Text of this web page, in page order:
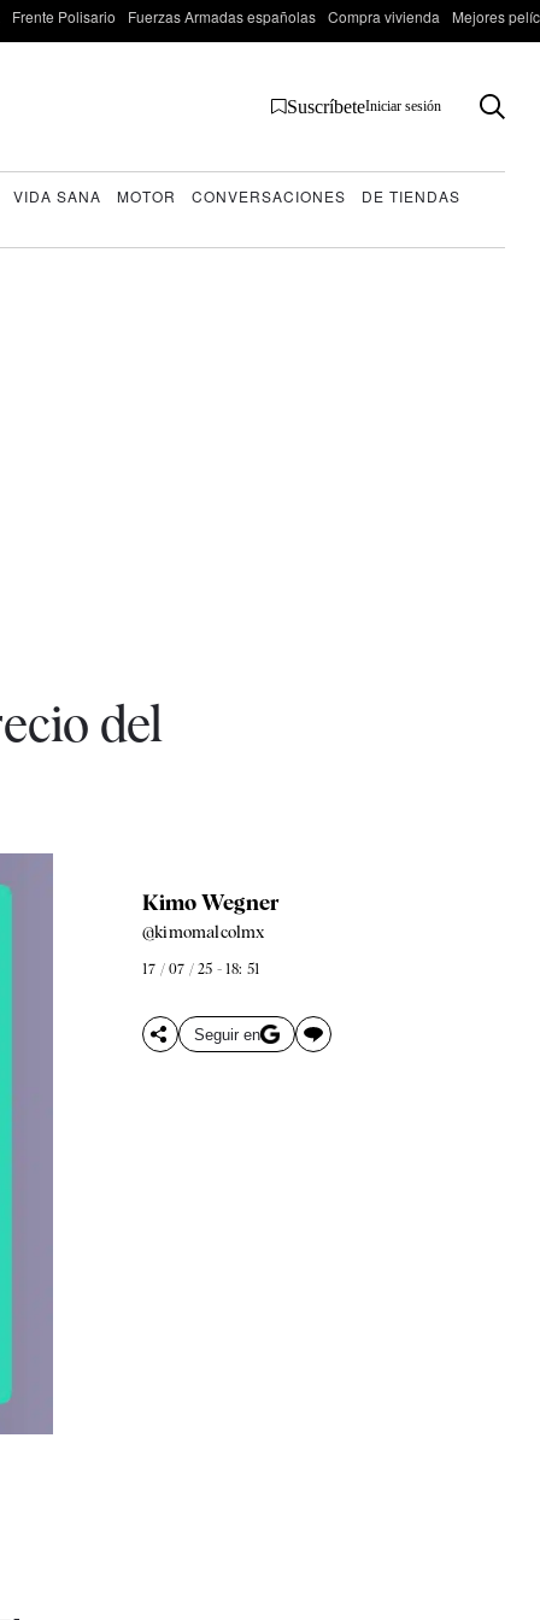
Frente Polisario Fuerzas Armadas españolas Compra vivienda Mejores
SuscríbeteIniciar sesión
VIDA SANA MOTOR CONVERSACIONES
DE TIENDAS
del
Kimo Wegner
@kimomalcolmx
17 / 07 / 25 - 18: 51
Seguir en